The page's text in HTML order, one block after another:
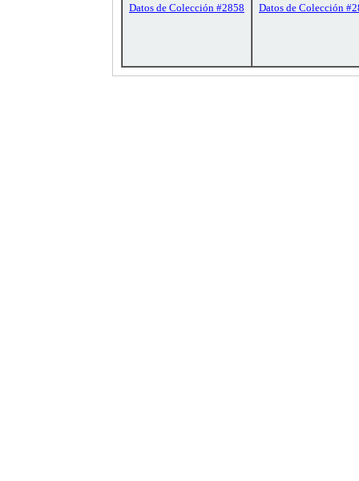
Datos de Colección #2858
Datos de Colección